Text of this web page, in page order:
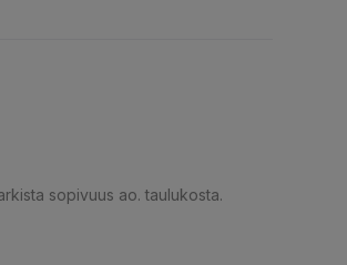
sopivuus ao. taulukosta.